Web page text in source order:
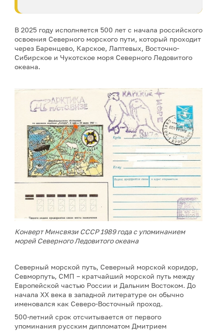
В 2025 году исполняется 500 лет с начала российского
освоения Северного морского пути, который проходит
через Баренцево, Карское, Лаптевых, Восточно-
Сибирское и Чукотское моря Северного Ледовитого
океана.
Конверт Минсвязи СССР 1989 года с упоминанием
морей Северного Ледовитого океана
Северный морской путь, Северный морской коридор,
Севморпуть, СМП – кратчайший морской путь между
Европейской частью России и Дальним Востоком. До
начала XX века в западной литературе он обычно
именовался как Северо-Восточный проход.
500-летний срок отсчитывается от первого
упоминания русским дипломатом Дмитрием